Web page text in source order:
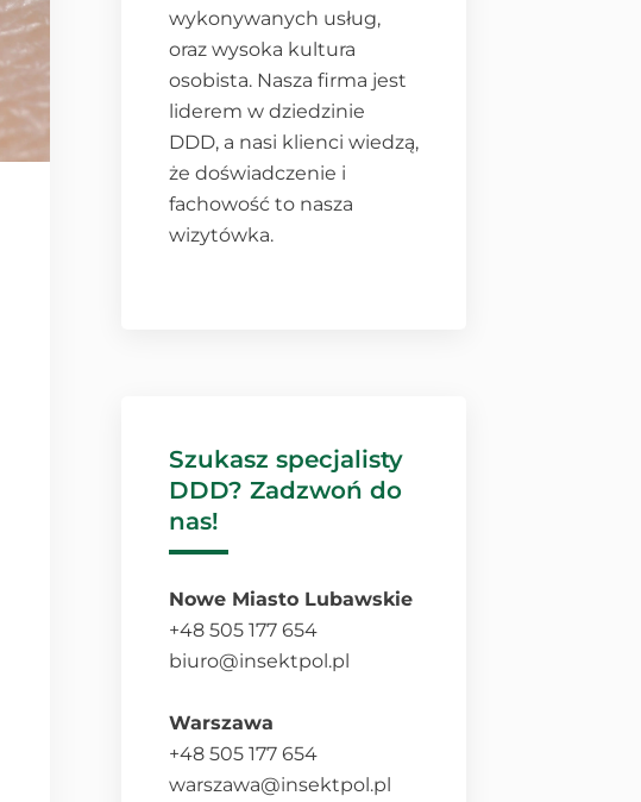
wykonywanych usług,
oraz wysoka kultura
osobista. Nasza firma jest
liderem w dziedzinie
DDD, a nasi klienci wiedzą,
że doświadczenie i
fachowość to nasza
wizytówka.
Szukasz specjalisty
DDD? Zadzwoń do
nas!
Nowe Miasto Lubawskie
+48 505 177 654
biuro@insektpol.pl
Warszawa
+48 505 177 654
warszawa@insektpol.pl